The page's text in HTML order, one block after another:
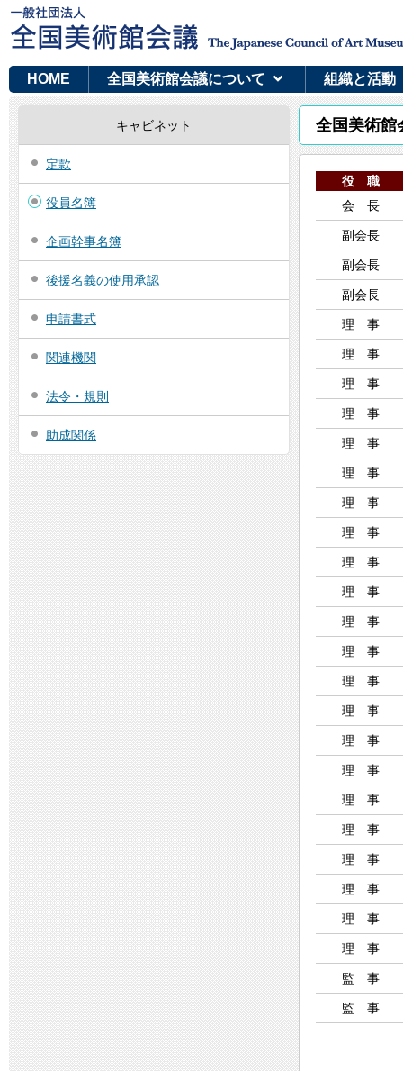
HOME 全国美術館会議について 組織と活動
キャビネット
定款
役員名簿
企画幹事名簿
後援名義の使用承認
申請書式
関連機関
法令・規則
助成関係
全国美術館
役 職
会 長
副会長
副会長
副会長
理 事
理 事
理 事
理 事
理 事
理 事
理 事
理 事
理 事
理 事
理 事
理 事
理 事
理 事
理 事
理 事
理 事
理 事
理 事
理 事
理 事
理 事
監 事
監 事